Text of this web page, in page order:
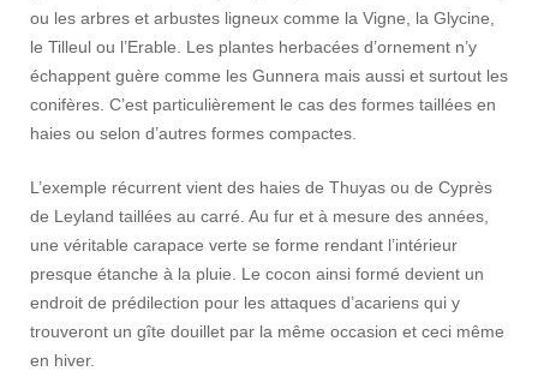
ou les arbres et arbustes ligneux comme la Vigne, la Glycine,
le Tilleul ou l’Erable. Les plantes herbacées d’ornement n’y
échappent guère comme les Gunnera mais aussi et surtout les
conifères. C’est particulièrement le cas des formes taillées en
haies ou selon d’autres formes compactes.
L’exemple récurrent vient des haies de Thuyas ou de Cyprès
de Leyland taillées au carré. Au fur et à mesure des années,
une véritable carapace verte se forme rendant l’intérieur
presque étanche à la pluie. Le cocon ainsi formé devient un
endroit de prédilection pour les attaques d’acariens qui y
trouveront un gîte douillet par la même occasion et ceci même
en hiver.